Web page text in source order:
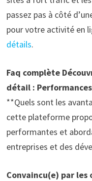
passez pas à côté
pour votre activité en
détails.
Faq complète
détail :
**Quels sont les
cette plateforme
performantes et
entreprises et des
Convaincu(e) par les